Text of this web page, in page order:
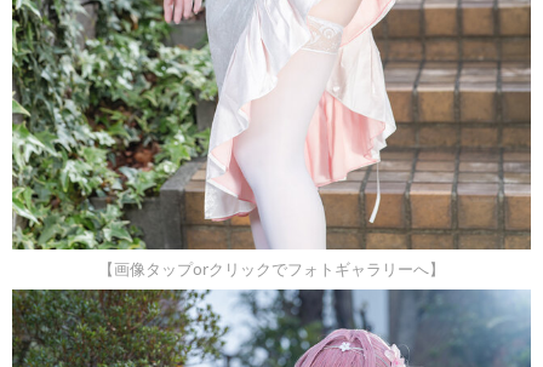
【画像タップorクリックでフォトギャラリーへ】